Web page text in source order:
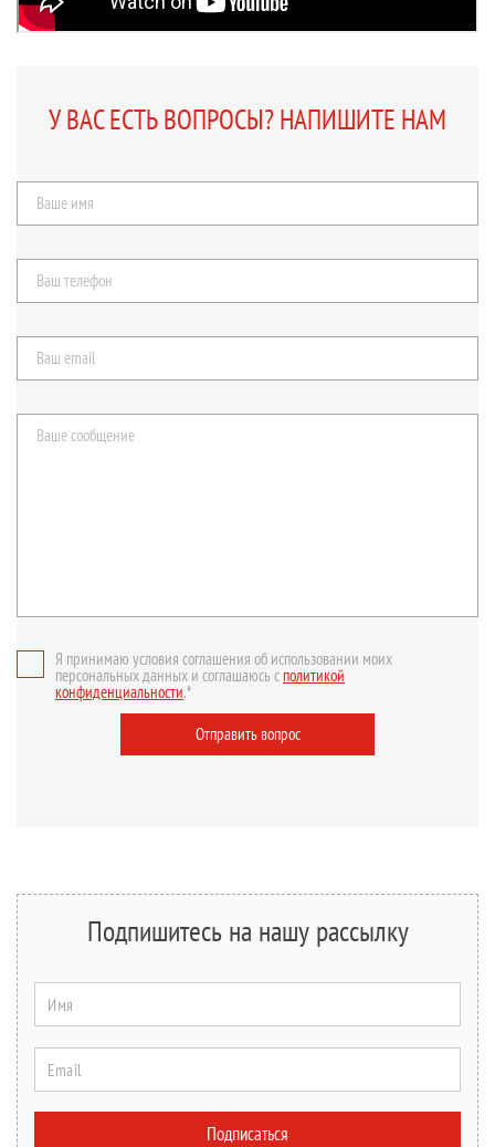
У ВАС ЕСТЬ ВОПРОСЫ? НАПИШИТЕ НАМ
Я принимаю условия соглашения об использовании моих
персональных данных и соглашаюсь сполитикой
конфиденциальности.*
Отправить вопрос
Подпишитесь на нашу рассылку
Имя
Email
Подписаться